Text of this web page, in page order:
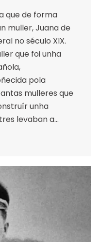
que de forma
muller, Juana de
no século XIX.
que foi unha
pola
mulleres que
unha
levaban a…